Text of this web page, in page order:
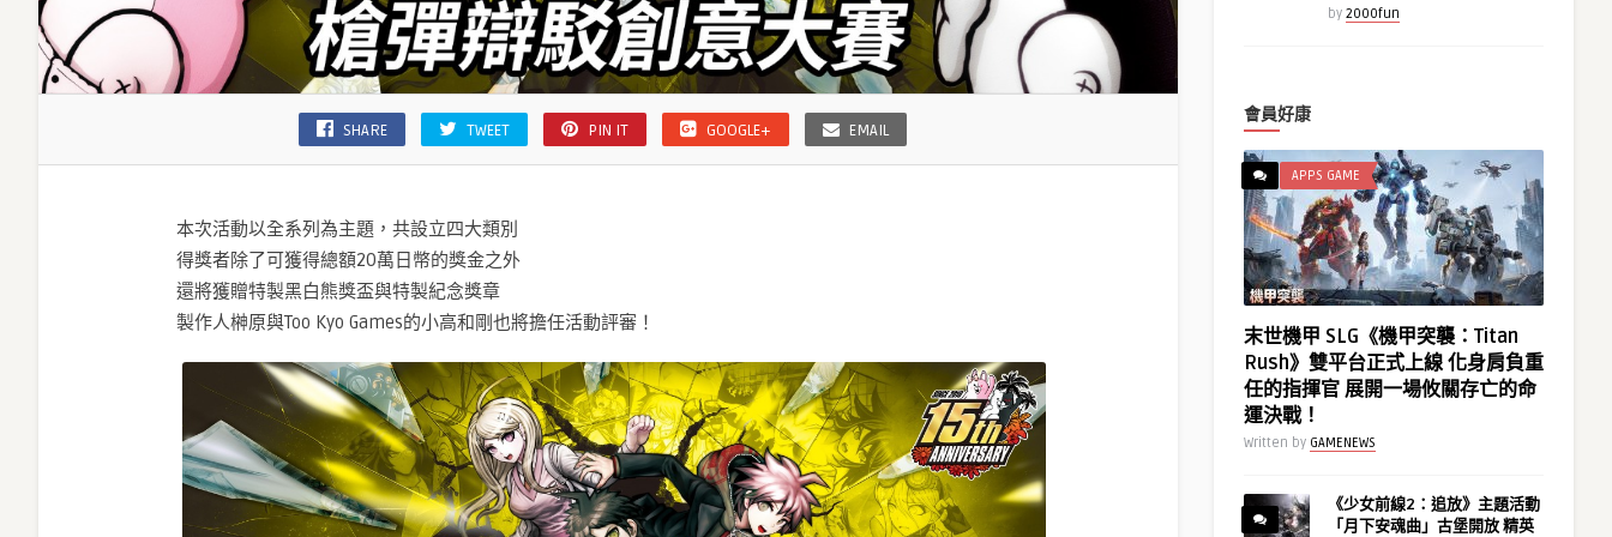
SHARE TWEET PIN IT GOOGLE+ EMAIL
本次活動以全系列為主題，共設立四大類別
得獎者除了可獲得總額20萬日幣的獎金之外
還將獲贈特製黑白熊獎盃與特製紀念獎章
製作人榊原與Too Kyo Games的小高和剛也將擔任活動評審！
by 2000fun
會員好康
APPS GAME
末世機甲 SLG《機甲突襲：Titan
Rush》雙平台正式上線 化身肩負重
任的指揮官 展開一場攸關存亡的命
運決戰！
Written by GAMENEWS
《少女前線2：追放》主題活動
「月下安魂曲」古堡開放 精英